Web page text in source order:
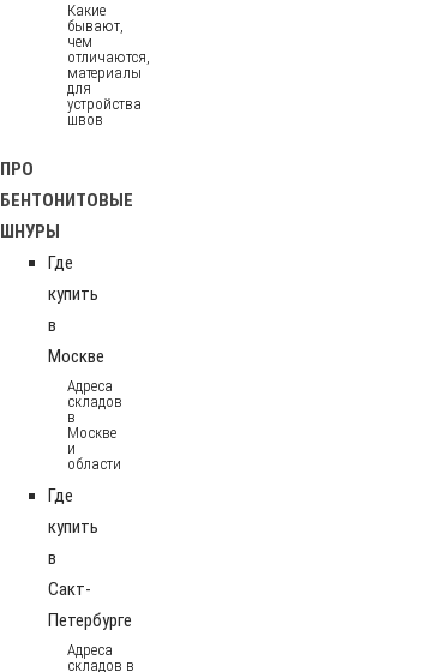
Какие
бывают,
чем
отличаются,
материалы
для
устройства
швов
ПРО
БЕНТОНИТОВЫЕ
ШНУРЫ
Где
купить
в
Москве
Адреса
складов
в
Москве
и
области
Где
купить
в
Сакт-
Петербурге
Адреса
складов в